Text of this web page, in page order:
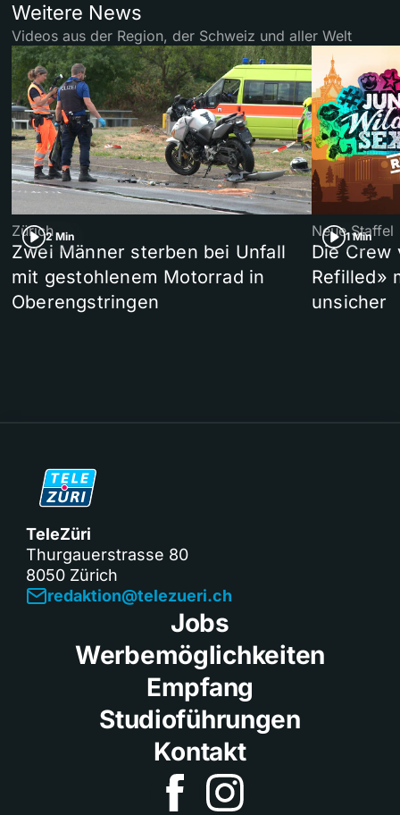
Weitere News
Videos aus der Region, der Schweiz und aller Welt
2 Min
Zürich
Zwei Männer sterben bei Unfall
mit gestohlenem Motorrad in
Oberengstringen
1 Min
Neue Staffel
Die Crew
Refilled»
unsicher
TeleZüri
Thurgauerstrasse 80
8050 Zürich
redaktion@telezueri.ch
Jobs
Werbemöglichkeiten
Empfang
Studioführungen
Kontakt